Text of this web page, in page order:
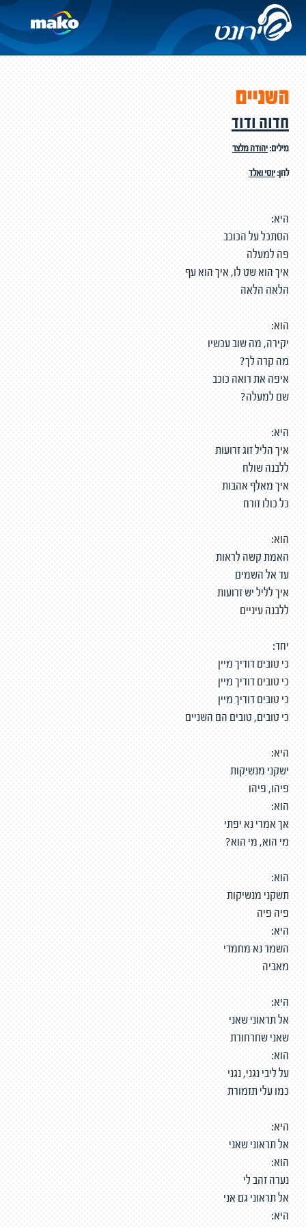
השניים
חדוה ודוד
מילים:יהודה מלצר
לחן:יוסי ואלד
היא:
הסתכל על הכוכב
פה למעלה
איך הוא שט לו, איך הוא עף
הלאה הלאה
הוא:
יקירה, מה שוב עכשיו
מה קרה לך?
איפה את רואה כוכב
שם למעלה?
היא:
איך הליל זוג זרועות
ללבנה שולח
איך מאלף אהבות
כל כולו זורח
הוא:
האמת קשה לראות
עד אל השמים
איך לליל יש זרועות
ללבנה עיניים
יחד:
כי טובים דודיך מיין
כי טובים דודיך מיין
כי טובים דודיך מיין
כי טובים, טובים הם השניים
היא:
ישקני מנשיקות
פיהו, פיהו
הוא:
אך אמרי נא יפתי
מי הוא, מי הוא?
הוא:
תשקני מנשיקות
פיה פיה
היא:
השמר נא מחמדי
מאביה
היא:
אל תראוני שאני
שאני שחרחורת
הוא:
על ליבי נגני, נגני
כמו עלי תזמורת
היא:
אל תראוני שאני
הוא:
נערה זהב לי
אל תראוני גם אני
היא: